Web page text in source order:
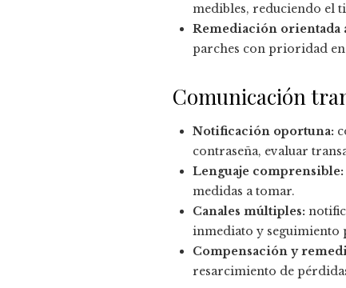
medibles, reduciendo el
Remediación orientada
parches con prioridad
Comunicación
Notificación oportuna:
contraseña, evaluar
Lenguaje comprensible:
medidas a tomar.
Canales múltiples:
inmediato y seguimiento
Compensación y
resarcimiento de